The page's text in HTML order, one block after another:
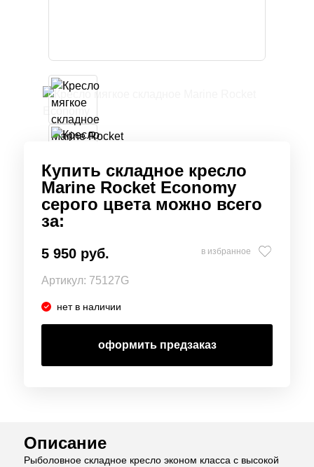
Купить складное кресло
Marine Rocket Economy
серого цвета можно всего
за:
5 950 руб. в избранное
Артикул: 75127G
нет в наличии
оформить предзаказ
Описание
Рыболовное складное кресло эконом класса с высокой